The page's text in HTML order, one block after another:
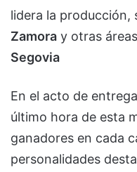
lidera la producción,
Zamora y otras
Segovia
En el acto de
último hora de esta
ganadores en cada
personalidades